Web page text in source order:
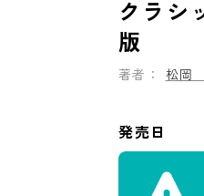
クラシ
版
著者： 松岡
発売日